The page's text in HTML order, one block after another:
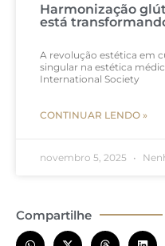
Harmonização
está
A revolução estética em
singular na estética
International Society
CONTINUAR LENDO »
novembro 5, 2025
Compartilhe